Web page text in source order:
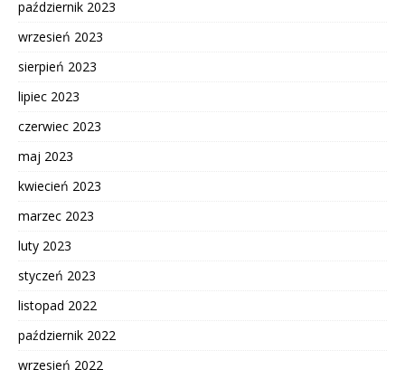
październik 2023
wrzesień 2023
sierpień 2023
lipiec 2023
czerwiec 2023
maj 2023
kwiecień 2023
marzec 2023
luty 2023
styczeń 2023
listopad 2022
październik 2022
wrzesień 2022